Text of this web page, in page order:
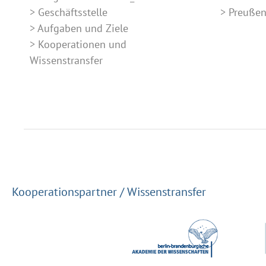
Geschäftsstelle
Aufgaben und Ziele
Kooperationen und
Wissenstransfer
Preußen
Kooperationspartner / Wissenstransfer